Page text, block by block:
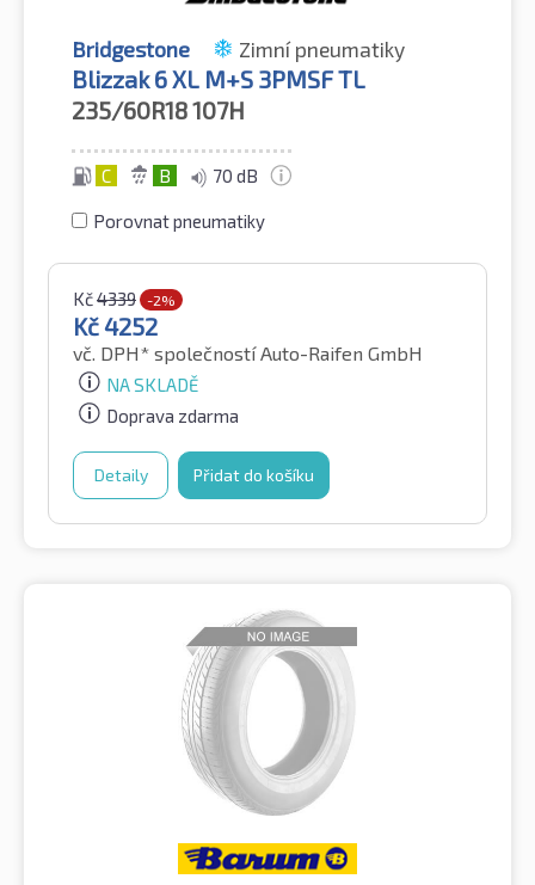
Bridgestone Zimní pneumatiky
Blizzak 6 XL M+S 3PMSF TL
235/60R18107H
C B 70 dB
Porovnat pneumatiky
Kč4339 -2%
Kč4252
vč. DPH* společností Auto-Raifen GmbH
NA SKLADĚ
Doprava zdarma
Detaily Přidat do košíku